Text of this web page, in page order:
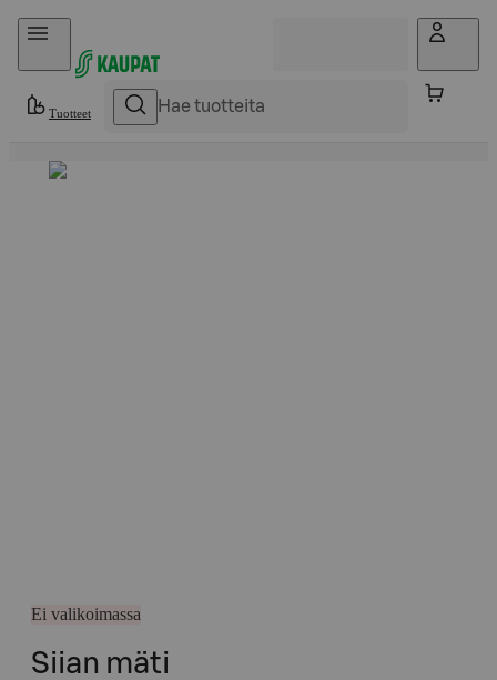
Hyppää sisältöön
Tuotteet
Ei valikoimassa
Siian mäti